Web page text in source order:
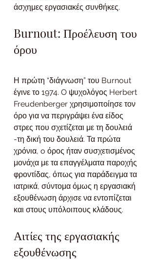
άσχημες εργασιακές συνθήκες.
Burnout: Προέλευση του
όρου
Η πρώτη “διάγνωση” του Burnout
έγινε το 1974. O ψυχολόγος Herbert
Freudenberger χρησιμοποίησε τον
όρο για να περιγράψει ένα είδος
στρες που σχετίζεται με τη δουλειά
-τη δική του δουλειά. Τα πρώτα
χρόνια, o όρος ήταν συσχετισμένος
μονάχα με τα επαγγέλματα παροχής
φροντίδας, όπως για παράδειγμα τα
ιατρικά, σύντομα όμως η εργασιακή
εξουθένωση άρχισε να εντοπίζεται
και στους υπόλοιπους κλάδους.
Αιτίες της εργασιακής
εξουθένωσης